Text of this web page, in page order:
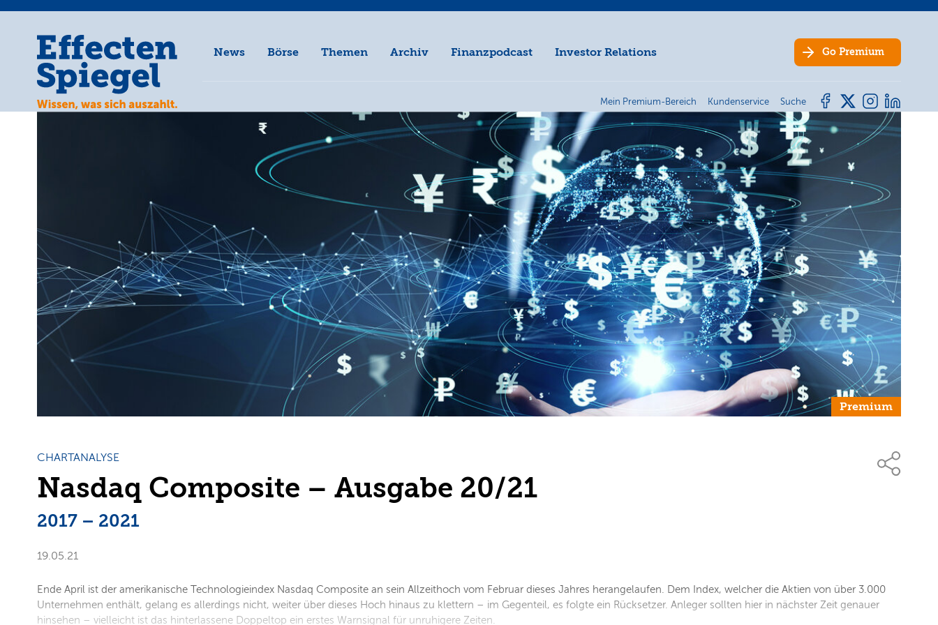
News Börse Themen Archiv Finanzpodcast Investor Relations Go Premium
Mein Premium-Bereich Kundenservice Suche
Premium
CHARTANALYSE
Nasdaq Composite – Ausgabe 20/21
2017 – 2021
19.05.21
Ende April ist der amerikanische Technologieindex Nasdaq Composite an sein Allzeithoch vom Februar dieses Jahres herangelaufen. Dem Index, welcher die Aktien von über 3.000
Unternehmen enthält, gelang es allerdings nicht, weiter über dieses Hoch hinaus zu klettern – im Gegenteil, es folgte ein Rücksetzer. Anleger sollten hier in nächster Zeit genauer
hinsehen – vielleicht ist das hinterlassene Doppeltop ein erstes Warnsignal für unruhigere Zeiten.